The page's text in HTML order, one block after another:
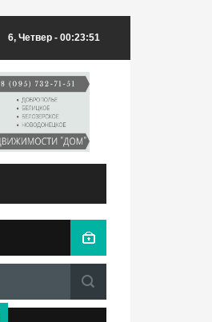
6, Четвер - 00:23:51